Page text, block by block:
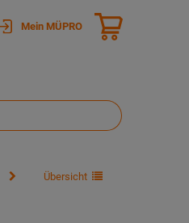
Mein MÜPRO
Übersicht